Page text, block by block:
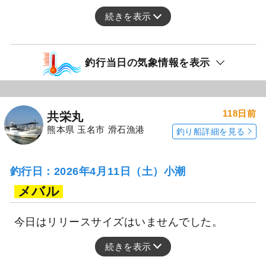
続きを表示
釣行当日の気象情報を表示
共栄丸
熊本県 玉名市 滑石漁港
118日前
釣り船詳細を見る
釣行日：2026年4月11日（土）小潮
メバル
今日はリリースサイズはいませんでした。
続きを表示